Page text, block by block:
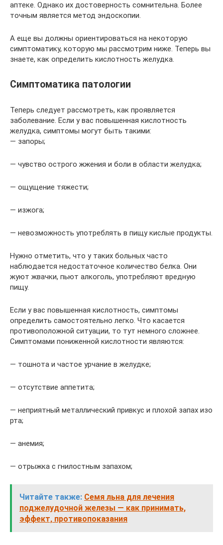
аптеке. Однако их достоверность сомнительна. Более
точным является метод эндоскопии.
А еще вы должны ориентироваться на некоторую
симптоматику, которую мы рассмотрим ниже. Теперь вы
знаете, как определить кислотность желудка.
Симптоматика патологии
Теперь следует рассмотреть, как проявляется
заболевание. Если у вас повышенная кислотность
желудка, симптомы могут быть такими:
— запоры;
— чувство острого жжения и боли в области желудка;
— ощущение тяжести;
— изжога;
— невозможность употреблять в пищу кислые продукты.
Нужно отметить, что у таких больных часто
наблюдается недостаточное количество белка. Они
жуют жвачки, пьют алкоголь, употребляют вредную
пищу.
Если у вас повышенная кислотность, симптомы
определить самостоятельно легко. Что касается
противоположной ситуации, то тут немного сложнее.
Симптомами пониженной кислотности являются:
— тошнота и частое урчание в желудке;
— отсутствие аппетита;
— неприятный металлический привкус и плохой запах изо
рта;
— анемия;
— отрыжка с гнилостным запахом;
Читайте также: Семя льна для лечения
поджелудочной железы — как принимать,
эффект, противопоказания